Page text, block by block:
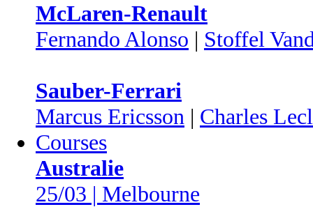
McLaren-Renault
Fernando Alonso | Stoffel
Sauber-Ferrari
Marcus Ericsson | Charles
Courses
Australie
25/03 | Melbourne